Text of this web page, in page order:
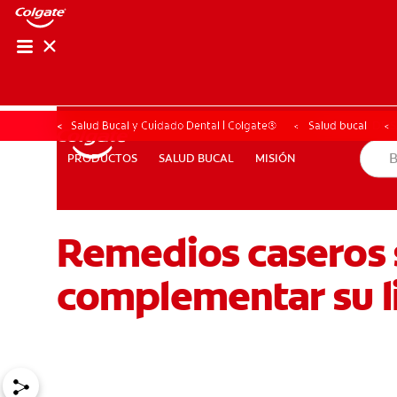
PRODUCTOS SALUD BUCAL MISIÓN
PROMOCIONES SV (ES) SUSCRÍBASE
PRODUCTOS SALUD BUCAL MISIÓN
CHEQUEO DE
Salud Bucal y Cuidado Dental | Colgate® Salud bucal
Remedios
complementar su